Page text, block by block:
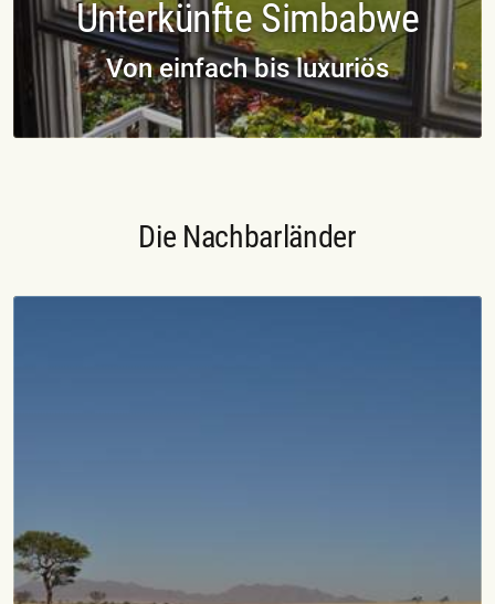
Unterkünfte Simbabwe
Von einfach bis luxuriös
Die Nachbarländer